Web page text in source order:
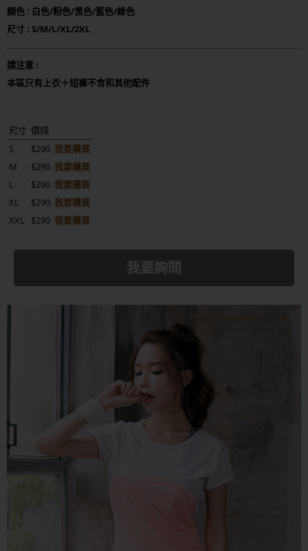
顏色 : 白色/粉色/黑色/藍色/綠色
尺寸 : S/M/L/XL/2XL
請注意 :
本區只有上衣＋短褲不含和其他配件
尺寸 價錢
S
$290 我要購買
M
$290 我要購買
L
$290 我要購買
XL
$290 我要購買
XXL $290 我要購買
我要詢問